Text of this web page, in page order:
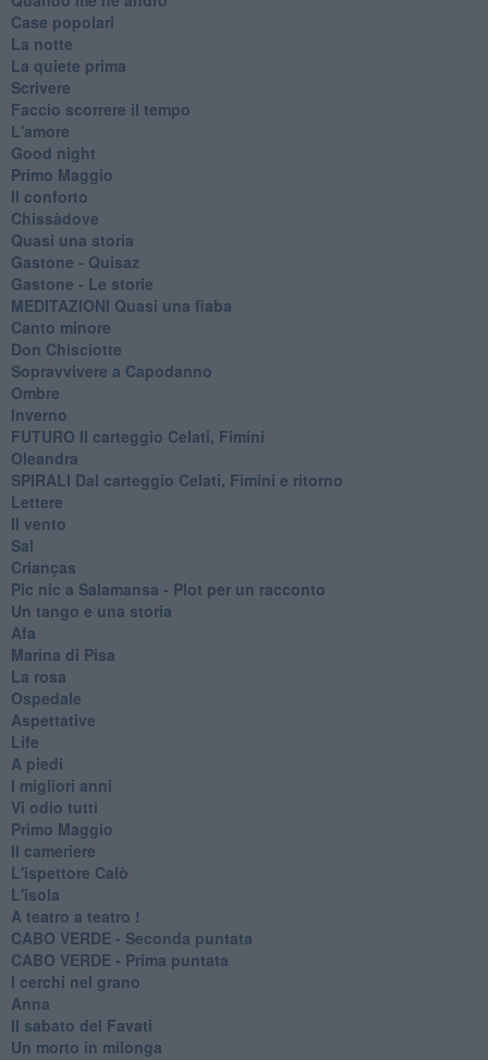
Case popolari
La notte
La quiete prima
Scrivere
Faccio scorrere il tempo
L'amore
Good night
Primo Maggio
Il conforto
Chissàdove
Quasi una storia
Gastone - Quisaz
Gastone - Le storie
MEDITAZIONI Quasi una fiaba
Canto minore
Don Chisciotte
Sopravvivere a Capodanno
Ombre
Inverno
FUTURO Il carteggio Celati, Fimini
Oleandra
SPIRALI Dal carteggio Celati, Fimini e ritorno
Lettere
Il vento
Sal
Crianças
Pic nic a Salamansa - Plot per un racconto
Un tango e una storia
Afa
Marina di Pisa
La rosa
Ospedale
Aspettative
Life
A piedi
I migliori anni
Vi odio tutti
Primo Maggio
Il cameriere
L'ispettore Calò
L'isola
A teatro a teatro !
CABO VERDE - Seconda puntata
CABO VERDE - Prima puntata
I cerchi nel grano
Anna
Il sabato del Favati
Un morto in milonga